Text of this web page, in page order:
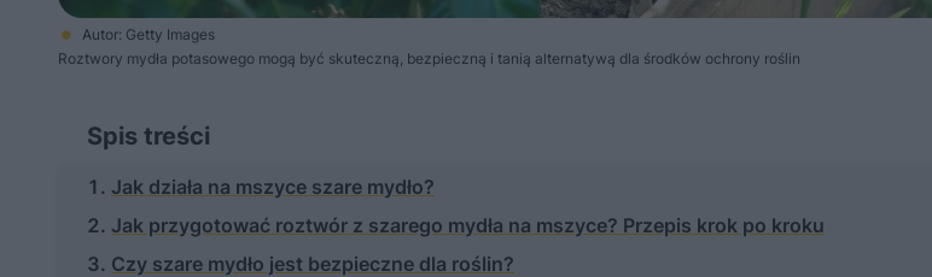
Autor: Getty Images
Roztwory mydła potasowego mogą być skuteczną, bezpieczną i tanią alternatywą dla środków ochrony roślin
Spis treści
Jak działa na mszyce szare mydło?
Jak przygotować roztwór z szarego mydła na mszyce? Przepis krok po kroku
Czy szare mydło jest bezpieczne dla roślin?